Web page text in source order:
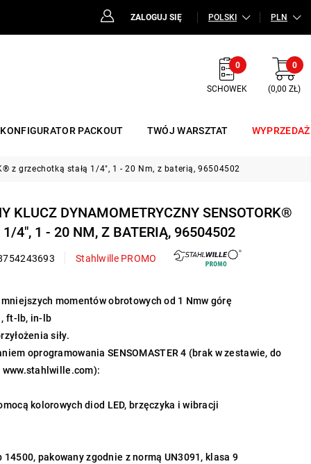
ZALOGUJ SIĘ POLSKI PLN
0
SCHOWEK
0
(0,00 ZŁ)
KONFIGURATOR PACKOUT TWÓJ WARSZTAT WYPRZEDAŻ
z grzechotką stałą 1/4", 1 - 20 Nm, z baterią, 96504502
KLUCZ DYNAMOMETRYCZNY SENSOTORK®
1/4", 1 - 20 NM, Z BATERIĄ, 96504502
Stahlwille PROMO
momentów obrotowych od 1 Nmw górę
, ft-lb, in-lb
siły.
oprogramowania SENSOMASTER 4 (brak w zestawie, do
www.stahlwille.com):
kolorowych diod LED, brzęczyka i wibracji
pakowany zgodnie z normą UN3091, klasa 9